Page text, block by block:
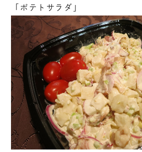
「ポテトサラダ」